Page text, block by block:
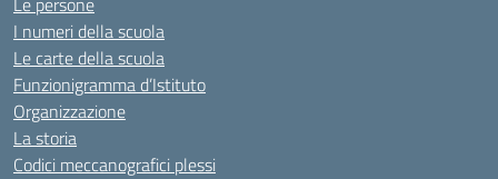
I numeri della scuola
Le carte della scuola
Funzionigramma d’Istituto
Organizzazione
La storia
Codici meccanografici plessi